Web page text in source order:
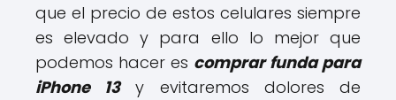
que el precio de estos celulares siempre
es elevado y para ello lo mejor que
podemos hacer es comprar funda para
iPhone 13y evitaremos dolores de